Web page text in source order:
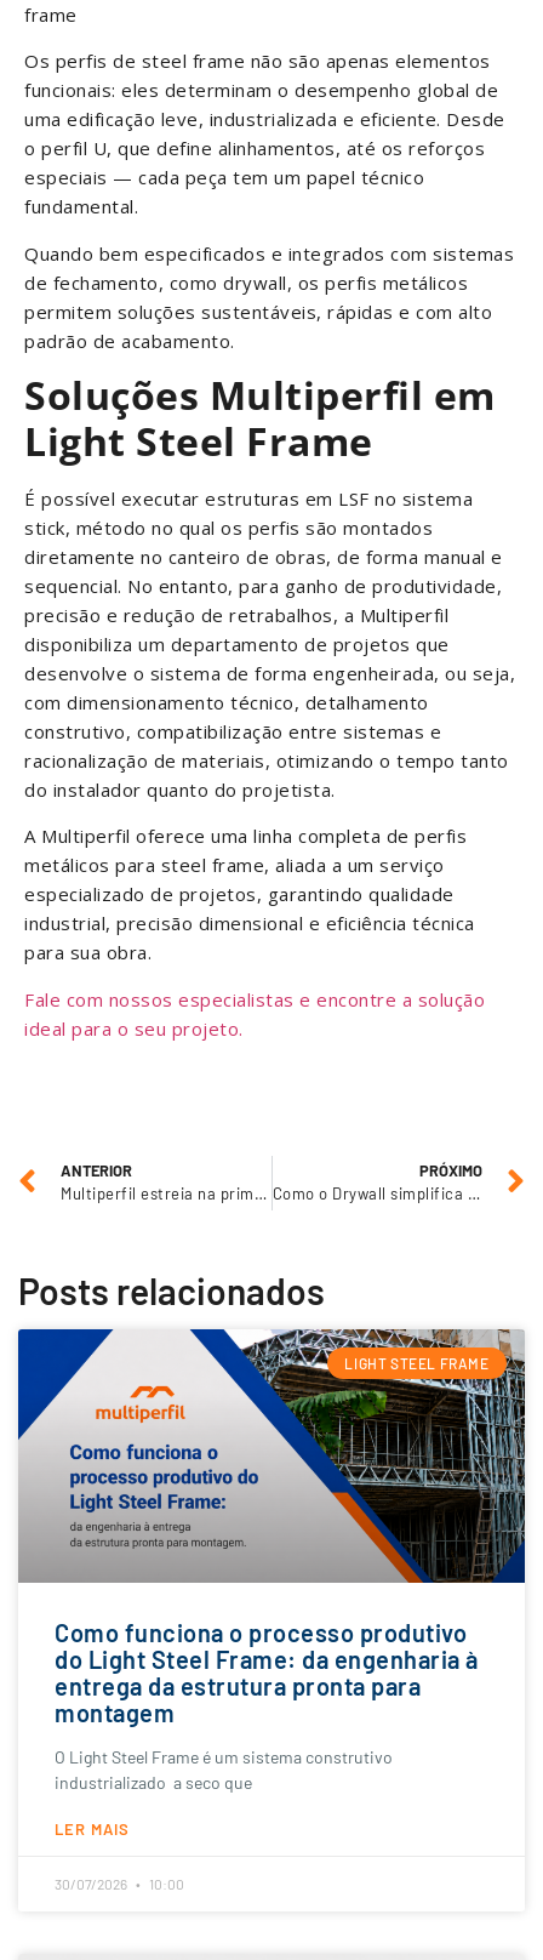
frame
Os perfis de steel frame não são apenas elementos
funcionais: eles determinam o desempenho global de
uma edificação leve, industrializada e eficiente. Desde
o perfil U, que define alinhamentos, até os reforços
especiais — cada peça tem um papel técnico
fundamental.
Quando bem especificados e integrados com sistemas
de fechamento, como drywall, os perfis metálicos
permitem soluções sustentáveis, rápidas e com alto
padrão de acabamento.
Soluções Multiperfil em
Light Steel Frame
É possível executar estruturas em LSF no sistema
stick, método no qual os perfis são montados
diretamente no canteiro de obras, de forma manual e
sequencial. No entanto, para ganho de produtividade,
precisão e redução de retrabalhos, a Multiperfil
disponibiliza um departamento de projetos que
desenvolve o sistema de forma engenheirada, ou seja,
com dimensionamento técnico, detalhamento
construtivo, compatibilização entre sistemas e
racionalização de materiais, otimizando o tempo tanto
do instalador quanto do projetista.
A Multiperfil oferece uma linha completa de perfis
metálicos para steel frame, aliada a um serviço
especializado de projetos, garantindo qualidade
industrial, precisão dimensional e eficiência técnica
para sua obra.
Fale com nossos especialistas e encontre a solução
ideal para o seu projeto.
ANTERIOR
Multiperfil estreia na primeira edição da Construlev 2025 e reforça seu compromisso com a construção do futuro
PRÓXIMO
Como o Drywall simplifica seus projetos de construção
Posts relacionados
LIGHT STEEL FRAME
Como funciona o processo produtivo
do Light Steel Frame: da engenharia à
entrega da estrutura pronta para
montagem
O Light Steel Frame é um sistema construtivo
industrializado a seco que
LER MAIS
30/07/2026 10:00